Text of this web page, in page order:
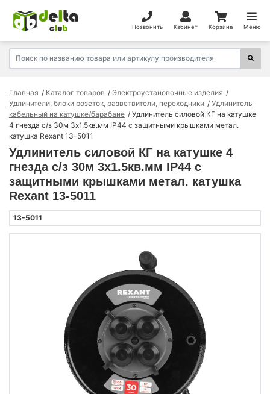
Позвонить Кабинет Корзина Меню
Главная Каталог товаров
Электроустановочные изделия
Удлинители, блоки розеток, разветвители, переходники
Удлинитель
кабельный на катушке/барабане
Удлинитель силовой КГ на катушке
4 гнезда с/з 30м 3х1.5кв.мм IP44 c защитными крышками метал.
катушка Rexant 13-5011
Удлинитель силовой КГ на катушке 4
гнезда с/з 30м 3х1.5кв.мм IP44 c
защитными крышками метал. катушка
Rexant 13-5011
13-5011